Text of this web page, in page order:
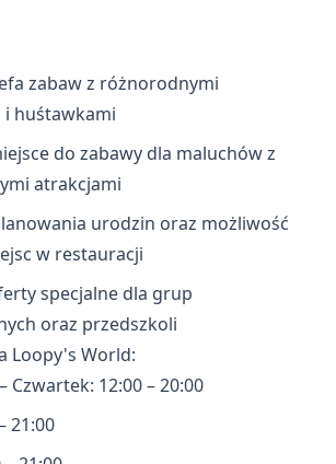
zabaw z różnorodnymi
i huśtawkami
do zabawy dla maluchów z
atrakcjami
urodzin oraz możliwość
w restauracji
specjalne dla grup
oraz przedszkoli
Loopy's World:
Czwartek: 12:00 – 20:00
21:00